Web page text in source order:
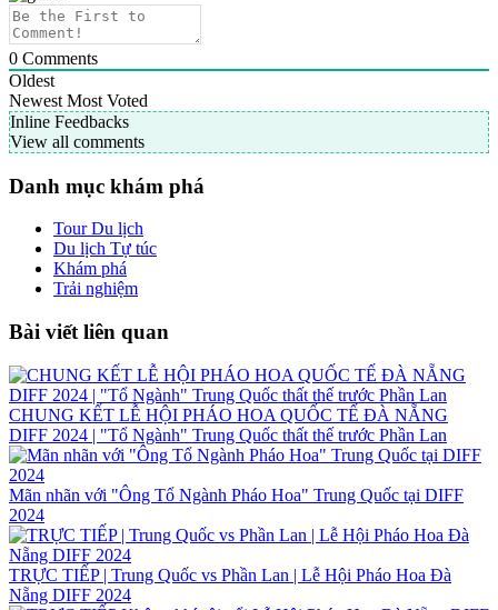
0 Comments
Oldest
Newest Most Voted
Inline Feedbacks
View all comments
Danh mục khám phá
Tour Du lịch
Du lịch Tự túc
Khám phá
Trải nghiệm
Bài viết liên quan
CHUNG KẾT LỄ HỘI PHÁO HOA QUỐC TẾ ĐÀ NẴNG
DIFF 2024 | "Tổ Ngành" Trung Quốc thất thế trước Phần Lan
Mãn nhãn với "Ông Tổ Ngành Pháo Hoa" Trung Quốc tại DIFF
2024
TRỰC TIẾP | Trung Quốc vs Phần Lan | Lễ Hội Pháo Hoa Đà
Nẵng DIFF 2024